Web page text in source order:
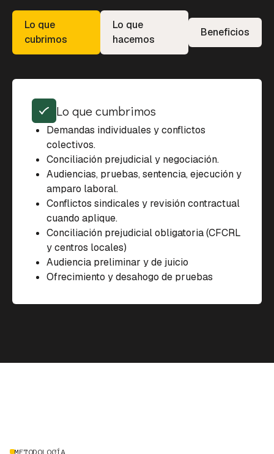
Lo que
cubrimos
Lo que
hacemos
Beneficios
Lo que cumbrimos
Demandas individuales y conflictos
colectivos.
Conciliación prejudicial y negociación.
Audiencias, pruebas, sentencia, ejecución y
amparo laboral.
Conflictos sindicales y revisión contractual
cuando aplique.
Conciliación prejudicial obligatoria (CFCRL
y centros locales)
Audiencia preliminar y de juicio
Ofrecimiento y desahogo de pruebas
METODOLOGÍA